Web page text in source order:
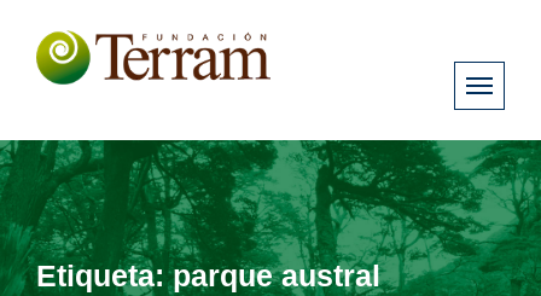
Etiqueta:parque austral